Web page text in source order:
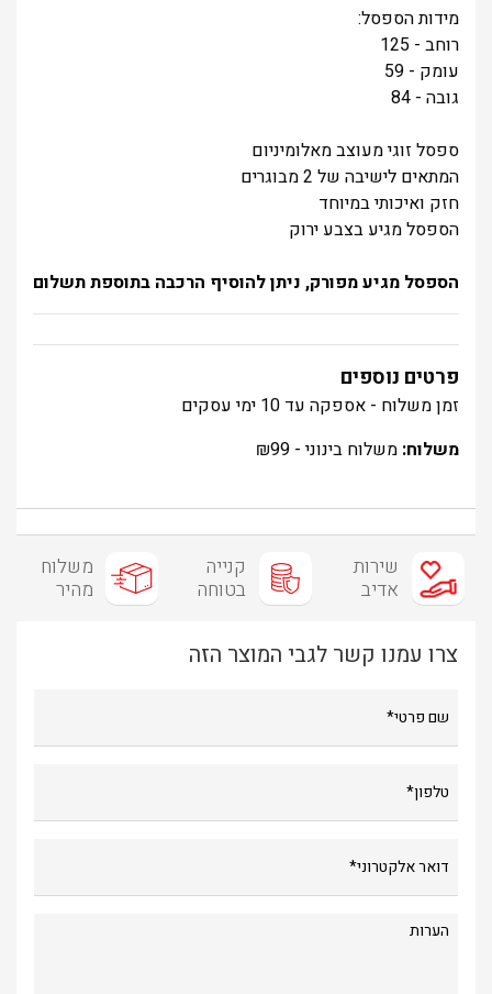
מידות הספסל:
רוחב - 125
עומק - 59
גובה - 84
ספסל זוגי מעוצב מאלומיניום
המתאים לישיבה של 2 מבוגרים
חזק ואיכותי במיוחד
הספסל מגיע בצבע ירוק
הספסל מגיע מפורק, ניתן להוסיף הרכבה בתוספת תשלום
פרטים נוספים
זמן משלוח - אספקה עד 10 ימי עסקים
משלוח: משלוח בינוני - ₪99
שירות
אדיב
קנייה
בטוחה
משלוח
מהיר
צרו עמנו קשר לגבי המוצר הזה